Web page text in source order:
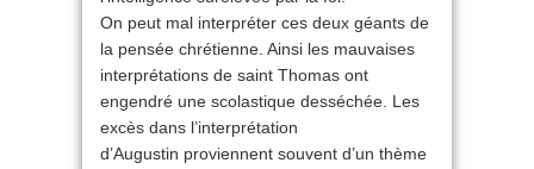
On peut mal interpréter ces deux géants de
la pensée chrétienne. Ainsi les mauvaises
interprétations de saint Thomas ont
engendré une scolastique desséchée. Les
excès dans l’interprétation
d’Augustin proviennent souvent d’un thème